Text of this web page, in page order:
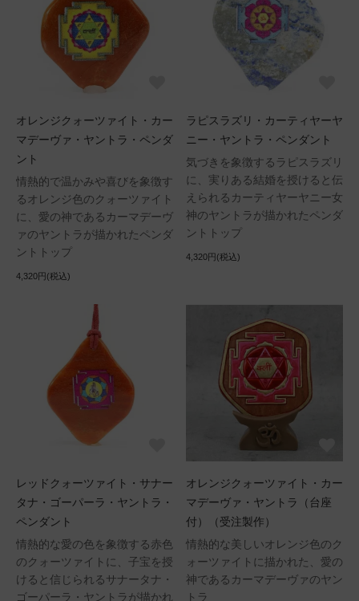
オレンジクォーツァイト・カー
マデーヴァ・ヤントラ・ペンダ
ント
情熱的で温かみや喜びを象徴す
るオレンジ色のクォーツァイト
に、愛の神であるカーマデーヴ
ァのヤントラが描かれたペンダ
ントトップ
4,320円(税込)
ラピスラズリ・カーティヤーヤ
ニー・ヤントラ・ペンダント
気づきを象徴するラピスラズリ
に、実りある結婚を授けると伝
えられるカーティヤーヤニー女
神のヤントラが描かれたペンダ
ントトップ
4,320円(税込)
レッドクォーツァイト・サナー
タナ・ゴーパーラ・ヤントラ・
ペンダント
情熱的な愛の色を象徴する赤色
のクォーツァイトに、子宝を授
けると信じられるサナータナ・
ゴーパーラ・ヤントラが描かれ
オレンジクォーツァイト・カー
マデーヴァ・ヤントラ（台座
付）（受注製作）
情熱的な美しいオレンジ色のク
ォーツァイトに描かれた、愛の
神であるカーマデーヴァのヤン
トラ